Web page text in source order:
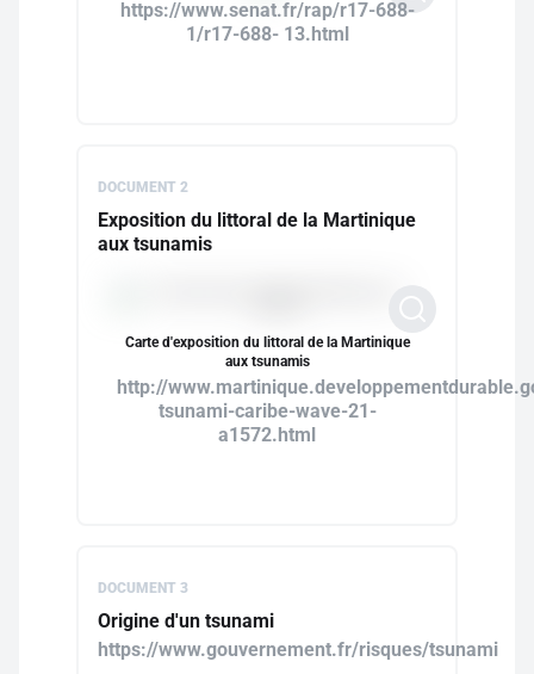
https://www.senat.fr/rap/r17-688-
1/r17-688- 13.html
DOCUMENT 2
Exposition du littoral de la Martinique
aux tsunamis
Carte d'exposition du littoral de la Martinique
aux tsunamis
http://
tsunami-caribe-wave-21-
a1572.html
DOCUMENT 3
Origine d'un tsunami
https://www.gouvernement.fr/risques/tsunami